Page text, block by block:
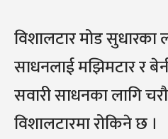
विशालटार मोड सुधारका
साधनलाई मझिमटार र
सवारी साधनका लागि
विशालटारमा रोकिने छ ।